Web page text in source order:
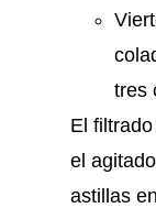
tres
El
el
astillas